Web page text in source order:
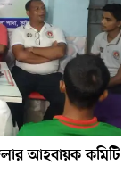
আহবায়ক কমিটি